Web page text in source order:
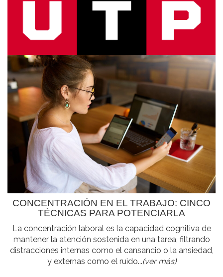
CONCENTRACIÓN EN EL TRABAJO: CINCO
TÉCNICAS PARA POTENCIARLA
La concentración laboral es la capacidad cognitiva de
mantener la atención sostenida en una tarea, filtrando
distracciones internas como el cansancio o la ansiedad,
y externas como el ruido...(ver más)